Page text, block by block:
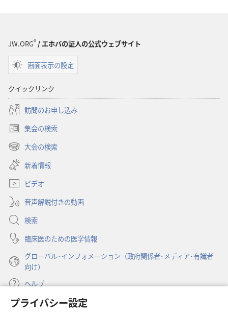
プライバシー設定
JW.ORG®/ エホバの証人の公式ウェブサイト
画面表示の設定
クイックリンク
訪問のお申し込み
集会の検索
（新
し
タ
で
開
く）
大会の検索
（新
し
い
タ
ブ
で
開
く）
新着情報
ビデオ
音声解説付きの動画
検索
臨床医のための医学情報
グローバル･インフォメーション（政府関係者･メディア･有識者
向け）
ヘルプ
寄付